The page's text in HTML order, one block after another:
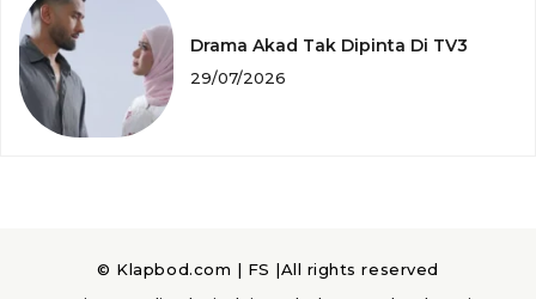
Drama Akad Tak Dipinta Di TV3
29/07/2026
© Klapbod.com | FS |All rights reserved